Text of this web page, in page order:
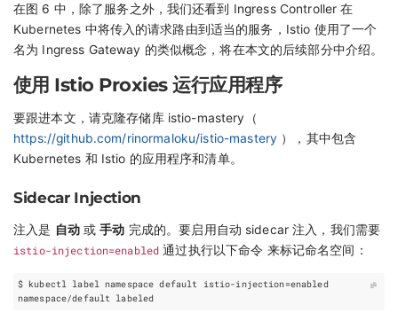
在图 6 中，除了服务之外，我们还看到 Ingress Controller 在
Kubernetes 中将传入的请求路由到适当的服务，Istio 使用了一个
名为 Ingress Gateway 的类似概念，将在本文的后续部分中介绍。
使用 Istio Proxies 运行应用程序
要跟进本文，请克隆存储库 istio-mastery（
https://github.com/rinormaloku/istio-mastery ），其中包含
Kubernetes 和 Istio 的应用程序和清单。
Sidecar Injection
注入是 自动或手动 完成的。要启用自动 sidecar 注入，我们需要
istio-injection=enabled 通过执行以下命令 来标记命名空间：
$ kubectl label namespace default istio-injection=
enabled